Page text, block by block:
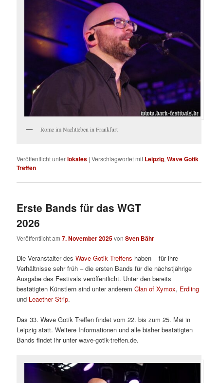
Rome im Nachtleben in Frankfurt
Veröffentlicht unterlokales |Verschlagwortet mit Leipzig,Wave Gotik
Treffen
Erste Bands für das WGT
2026
Veröffentlicht am7. November 2025vonSven Bähr
Die Veranstalter desWave Gotik Treffens haben – für ihre
Verhältnisse sehr früh – die ersten Bands für die nächstjährige
Ausgabe des Festivals veröffentlicht. Unter den bereits
bestätigten Künstlern sind unter anderemClan of Xymox, Erdling
und Leaether Strip.
Das 33. Wave Gotik Treffen findet vom 22. bis zum 25. Mai in
Leipzig statt. Weitere Informationen und alle bisher bestätigten
Bands findet ihr unter wave-gotik-treffen.de.